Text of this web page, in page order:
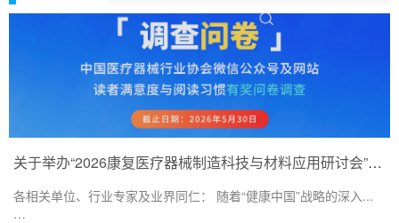
关于举办“2026康复医疗器械制造科技与材料应用研讨会”的通知
各相关单位、行业专家及业界同仁： 随着“健康中国”战略的深入...
…